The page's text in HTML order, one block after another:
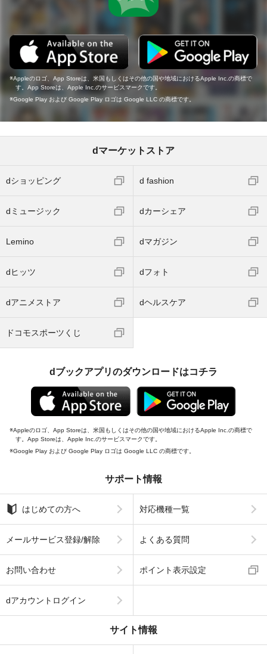
Appleのロゴ、App Storeは、米国もしくはその他の国や地域におけるApple Inc.の商標で
す。App Storeは、Apple Inc.のサービスマークです。
Google Play および Google Play ロゴは Google LLC の商標です。
dマーケットストア
dショッピング d fashion
dミュージック dカーシェア
Lemino dマガジン
dヒッツ dフォト
dアニメストア dヘルスケア
ドコモスポーツくじ
dブックアプリのダウンロードはコチラ
Appleのロゴ、App Storeは、米国もしくはその他の国や地域におけるApple Inc.の商標で
す。App Storeは、Apple Inc.のサービスマークです。
Google Play および Google Play ロゴは Google LLC の商標です。
サポート情報
はじめての方へ 対応機種一覧
メールサービス登録/解除 よくある質問
お問い合わせ ポイント表示設定
dアカウントログイン
サイト情報